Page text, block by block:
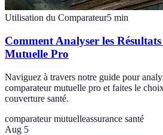
Utilisation du Comparateur5 min
Comment Analyser les
Mutuelle Pro
Naviguez à travers notre guide pour
comparateur mutuelle pro et faites le
couverture santé.
comparateur mutuelleassurance santé
Aug 5